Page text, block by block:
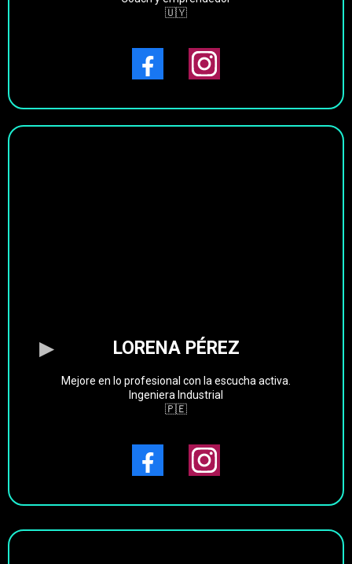
🇺🇾
LORENA PÉREZ
Mejore en lo profesional con la escucha activa.
Ingeniera Industrial
🇵🇪